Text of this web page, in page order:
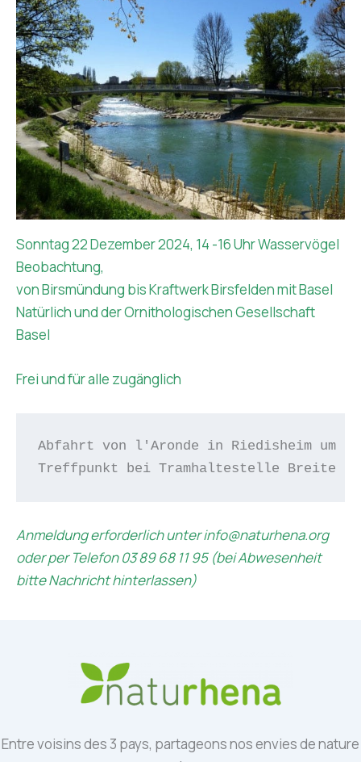
Sonntag 22 Dezember 2024, 14 -16 Uhr Wasservögel
Beobachtung,
von Birsmündung bis Kraftwerk Birsfelden mit Basel
Natürlich und der Ornithologischen Gesellschaft
Basel
Frei und für alle zugänglich
Abfahrt von l'Aronde in Riedisheim um
Treffpunkt bei Tramhaltestelle Breite
Anmeldung erforderlich unter info@naturhena.org
oder per Telefon 03 89 68 11 95 (bei Abwesenheit
bitte Nachricht hinterlassen)
Entre voisins des 3 pays, partageons nos envies de nature